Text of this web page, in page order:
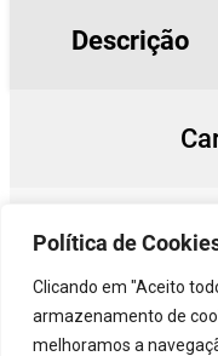
Política de
Clicando em "Aceito
armazenamento de
melhoramos a
Descrição
Os pisos laminados
Scratch Guard para
umidade e inovador
fácil e prática.